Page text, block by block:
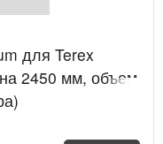
для Terex
2450 мм, объем